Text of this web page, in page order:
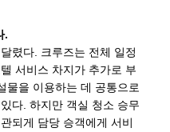
.
렸다. 크루즈는 전체 일정
서비스 차지가 추가로 부
물을 이용하는 데 공통으로
다. 하지만 객실 청소 승무
되게 담당 승객에게 서비